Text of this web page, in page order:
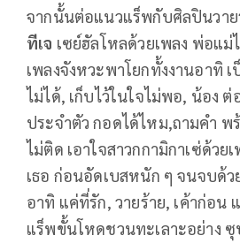
จากนั้นต่อแนวแร็พกับศิลปินวาย
ทีเจ เซย์ฮัลโหลด้วยเพลง พ่อแม่
เพลงจังหวะพาโยกทั้งงานอาทิ
ไม่ได้, เก็บไว้ในใจไม่พอ, น้อง
ประจำตัว กอดได้ไหม,ถามคำ พ
ไม่ติด เอาใจสาวกกามิกาเซ่ด้วย
เธอ ก่อนอัดเบสหนัก ๆ จนจบด้ว
อาทิ แค่ที่รัก, วายร้าย, เค้าก่อน
แร็พขั้นโหดชวนทะเลาะอย่าง ซุ